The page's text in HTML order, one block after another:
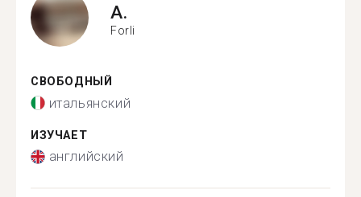
A.
Forli
СВОБОДНЫЙ
итальянский
ИЗУЧАЕТ
английский